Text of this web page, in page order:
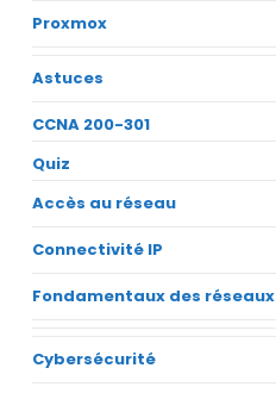
Proxmox
Astuces
CCNA 200-301
Quiz
Accès au réseau
Connectivité IP
Fondamentaux des réseaux
Cybersécurité